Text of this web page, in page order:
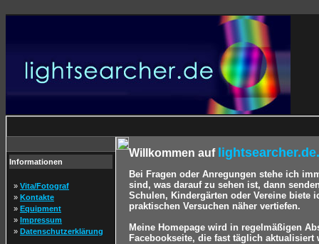
Informationen
» Vita/Fotograf
» Kontakte
» Equipment
» Impressum
» Datenschutzerklärung
Willkommen auf lightsearcher.de.
Bei Fragen oder Anregungen stehe ich
sind, was darauf zu sehen ist, dann
Schulen, Kindergärten oder Vereine biete
praktischen Versuchen näher vertiefen.
Meine Homepage wird in regelmäßigen
Facebookseite, die fast täglich aktualisiert